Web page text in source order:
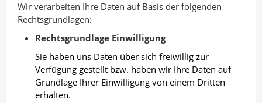
Wir verarbeiten Ihre Daten auf Basis der folgenden
Rechtsgrundlagen:
Rechtsgrundlage Einwilligung
Sie haben uns Daten über sich freiwillig zur
Verfügung gestellt bzw. haben wir Ihre Daten auf
Grundlage Ihrer Einwilligung von einem Dritten
erhalten.